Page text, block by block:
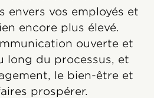
envers vos employés et
encore plus élevé.
ouverte et
long du processus, et
le bien-être et
prospérer.